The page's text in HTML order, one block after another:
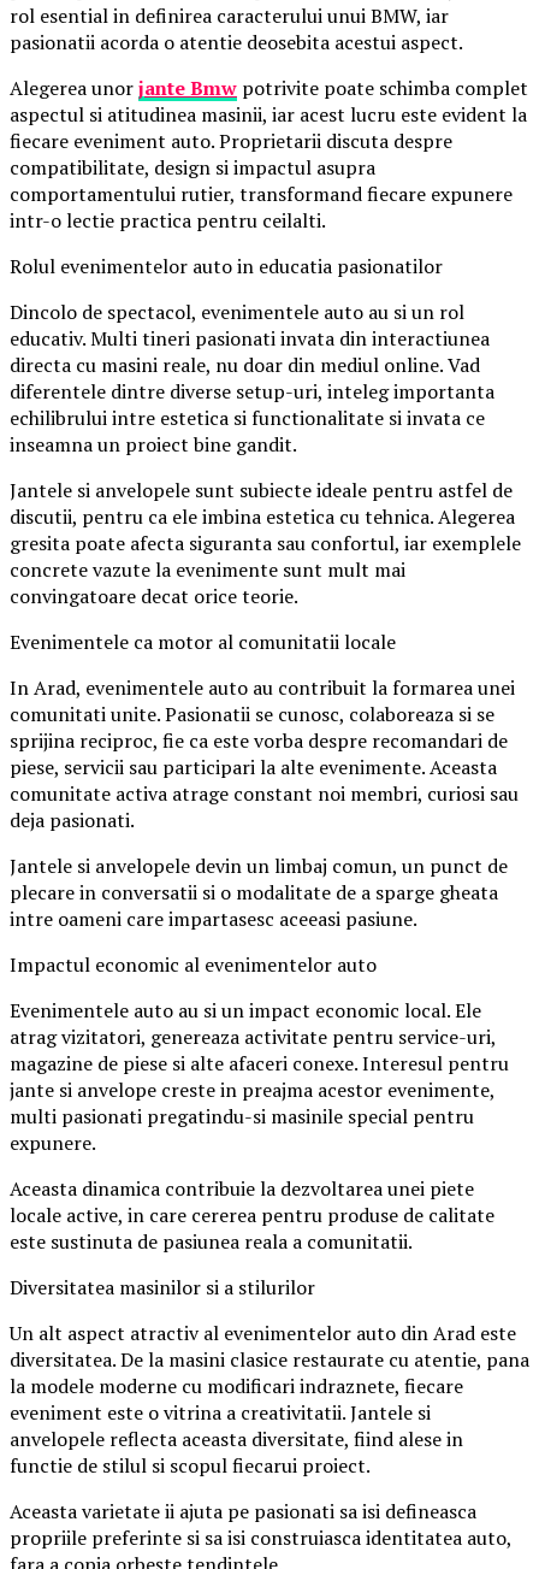
rol esential in definirea caracterului unui BMW, iar
pasionatii acorda o atentie deosebita acestui aspect.
Alegerea unorjante Bmw potrivite poate schimba complet
aspectul si atitudinea masinii, iar acest lucru este evident la
fiecare eveniment auto. Proprietarii discuta despre
compatibilitate, design si impactul asupra
comportamentului rutier, transformand fiecare expunere
intr-o lectie practica pentru ceilalti.
Rolul evenimentelor auto in educatia pasionatilor
Dincolo de spectacol, evenimentele auto au si un rol
educativ. Multi tineri pasionati invata din interactiunea
directa cu masini reale, nu doar din mediul online. Vad
diferentele dintre diverse setup-uri, inteleg importanta
echilibrului intre estetica si functionalitate si invata ce
inseamna un proiect bine gandit.
Jantele si anvelopele sunt subiecte ideale pentru astfel de
discutii, pentru ca ele imbina estetica cu tehnica. Alegerea
gresita poate afecta siguranta sau confortul, iar exemplele
concrete vazute la evenimente sunt mult mai
convingatoare decat orice teorie.
Evenimentele ca motor al comunitatii locale
In Arad, evenimentele auto au contribuit la formarea unei
comunitati unite. Pasionatii se cunosc, colaboreaza si se
sprijina reciproc, fie ca este vorba despre recomandari de
piese, servicii sau participari la alte evenimente. Aceasta
comunitate activa atrage constant noi membri, curiosi sau
deja pasionati.
Jantele si anvelopele devin un limbaj comun, un punct de
plecare in conversatii si o modalitate de a sparge gheata
intre oameni care impartasesc aceeasi pasiune.
Impactul economic al evenimentelor auto
Evenimentele auto au si un impact economic local. Ele
atrag vizitatori, genereaza activitate pentru service-uri,
magazine de piese si alte afaceri conexe. Interesul pentru
jante si anvelope creste in preajma acestor evenimente,
multi pasionati pregatindu-si masinile special pentru
expunere.
Aceasta dinamica contribuie la dezvoltarea unei piete
locale active, in care cererea pentru produse de calitate
este sustinuta de pasiunea reala a comunitatii.
Diversitatea masinilor si a stilurilor
Un alt aspect atractiv al evenimentelor auto din Arad este
diversitatea. De la masini clasice restaurate cu atentie, pana
la modele moderne cu modificari indraznete, fiecare
eveniment este o vitrina a creativitatii. Jantele si
anvelopele reflecta aceasta diversitate, fiind alese in
functie de stilul si scopul fiecarui proiect.
Aceasta varietate ii ajuta pe pasionati sa isi defineasca
propriile preferinte si sa isi construiasca identitatea auto,